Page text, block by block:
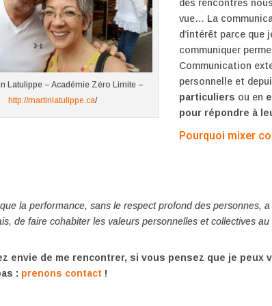
Latulippe – Académie Zéro Limite –
http://martinlatulippe.ca/
des rencontres
vue… La
d’intérêt parce que
communiquer
Communication
personnelle et
particuliers ou en
pour répondre à
Pourquoi mixer
la performance, sans le respect profond des personnes,
de faire cohabiter les valeurs personnelles et collectives
envie de me rencontrer, si vous pensez que je peux
: prenons contact !